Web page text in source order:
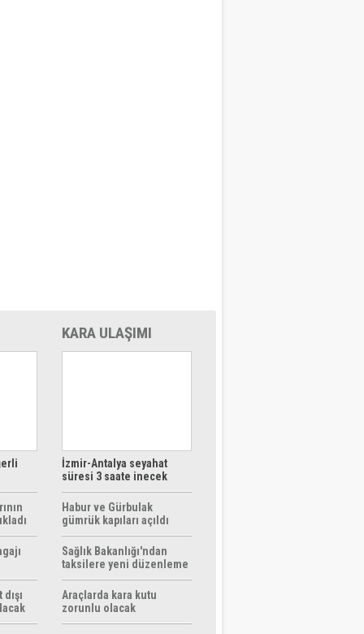
KARA ULAŞIMI
İzmir-Antalya seyahat
süresi 3 saate inecek
Habur ve Gürbulak
gümrük kapıları açıldı
Sağlık Bakanlığı'ndan
taksilere yeni düzenleme
Araçlarda kara kutu
zorunlu olacak